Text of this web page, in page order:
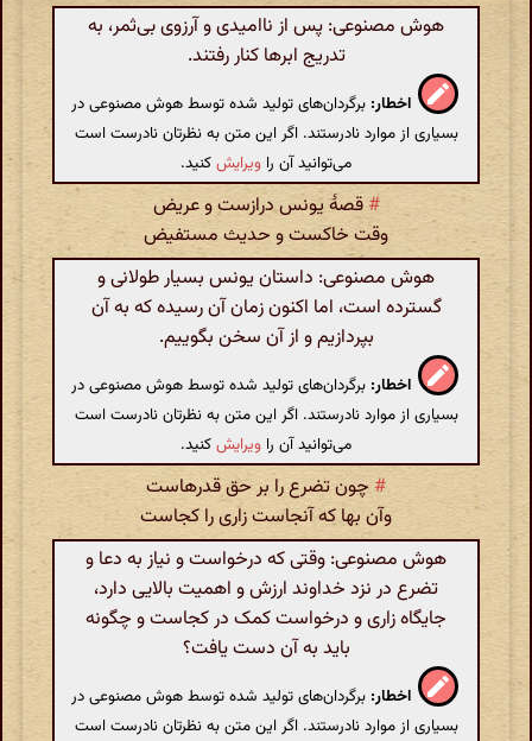
هوش مصنوعی: پس از ناامیدی و آرزوی بی‌ثمر، به
تدریج ابرها کنار رفتند.
اخطار: برگردان‌های تولید شده توسط هوش مصنوعی در
بسیاری از موارد نادرستند. اگر این متن به نظرتان نادرست است
می‌توانید آن را ویرایشکنید.
# قصهٔ یونس درازست و عریض
وقت خاکست و حدیث مستفیض
هوش مصنوعی: داستان یونس بسیار طولانی و
گسترده است، اما اکنون زمان آن رسیده که به آن
بپردازیم و از آن سخن بگوییم.
اخطار: برگردان‌های تولید شده توسط هوش مصنوعی در
بسیاری از موارد نادرستند. اگر این متن به نظرتان نادرست است
می‌توانید آن را ویرایشکنید.
# چون تضرع را بر حق قدرهاست
وآن بها که آنجاست زاری را کجاست
هوش مصنوعی: وقتی که درخواست و نیاز به دعا و
تضرع در نزد خداوند ارزش و اهمیت بالایی دارد،
جایگاه زاری و درخواست کمک در کجاست و چگونه
باید به آن دست یافت؟
اخطار: برگردان‌های تولید شده توسط هوش مصنوعی در
بسیاری از موارد نادرستند. اگر این متن به نظرتان نادرست است